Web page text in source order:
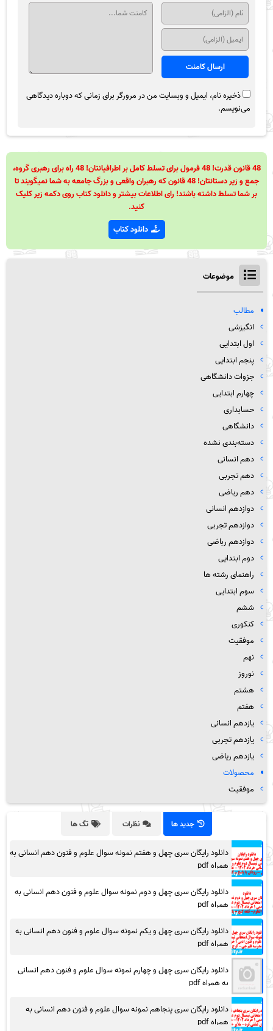
ذخیره نام، ایمیل و وبسایت من در مرورگر برای زمانی که دوباره دیدگاهی
می‌نویسم.
48 قانون قدرت! 48 فرمول برای تسلط کامل بر اطرافیانتان! 48 راه برای رهبری گروه،
جمع و زیر دستانتان! 48 قانون که رهبران واقعی و بزرگ جامعه به شما نمیگویند تا
بر شما تسلط داشته باشند! رای اطلاعات بیشتر و دانلود کتاب روی دکمه زیر کلیک
کنید.
دانلود کتاب
موضوعات
مطالب
انگیزشی
اول ابتدایی
پنجم ابتدایی
جزوات دانشگاهی
چهارم ابتدایی
حسابداری
دانشگاهی
دسته‌بندی نشده
دهم انسانی
دهم تجربی
دهم ریاضی
دوازدهم انسانی
دوازدهم تجربی
دوازدهم رباضی
دوم ابتدایی
راهنمای رشته ها
سوم ابتدایی
ششم
کنکوری
موفقیت
نهم
نوروز
هشتم
هفتم
یازدهم انسانی
یازدهم تجربی
یازدهم ریاضی
محصولات
موفقیت
جدید ها نظرات تگ ها
دانلود رایگان سری چهل و هفتم نمونه سوال علوم و فنون دهم انسانی به
همراه pdf
دانلود رایگان سری چهل و دوم نمونه سوال علوم و فنون دهم انسانی به
همراه pdf
دانلود رایگان سری چهل و یکم نمونه سوال علوم و فنون دهم انسانی به
همراه pdf
دانلود رایگان سری چهل و چهارم نمونه سوال علوم و فنون دهم انسانی
به همراه pdf
دانلود رایگان سری پنجاهم نمونه سوال علوم و فنون دهم انسانی به
همراه pdf